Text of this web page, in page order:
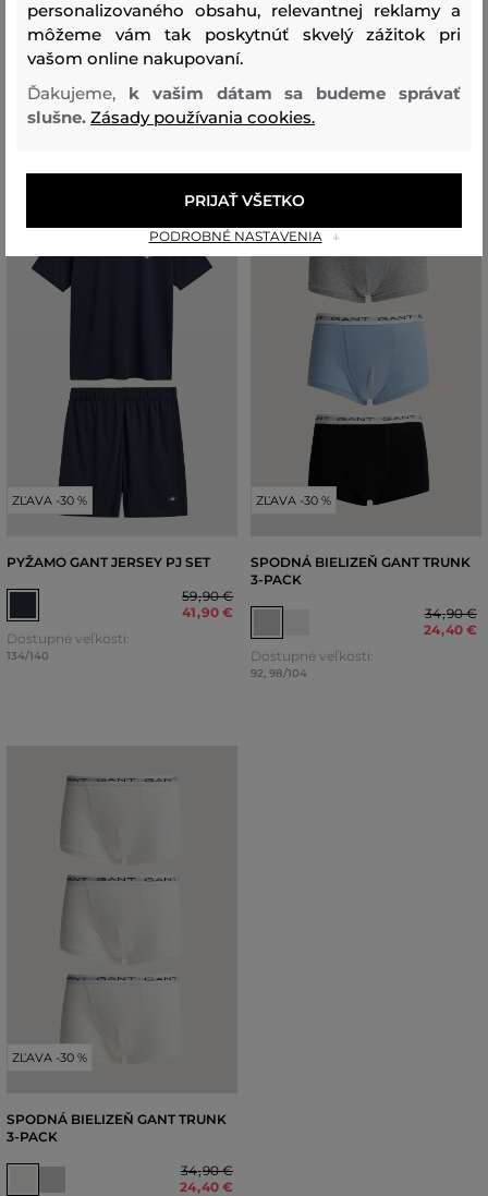
SPODNÁ BIELIZEŇ GANT C-NECK
T-SHIRT 2-PACK
39,90 €
27
Dostupné veľkosti:
134/140 , 146/152
SPODNÁ BIELIZEŇ GANT TRUNK
3-PACK
Dostupné veľkosti:
134/140, 176
ZĽAVA -30 %
PYŽAMO GANT JERSEY PJ SET
59,90 €
41,90 €
Dostupné veľkosti:
134/140
ZĽAVA -30 %
SPODNÁ BIELIZEŇ GANT TRUNK
3-PACK
34,90 €
24,40 €
Dostupné veľkosti:
92, 98/104
ZĽAVA -30 %
SPODNÁ BIELIZEŇ GANT TRUNK
3-PACK
34,90 €
24,40 €
personalizovaného obsahu, relevantnej reklamy a
môžeme vám tak poskytnúť skvelý zážitok pri
vašom online nakupovaní.
Ďakujeme, k vašim dátam sa budeme správať
slušne. Zásady používania cookies.
PODROBNÉ NASTAVENIA
PRIJAŤ VŠETKO